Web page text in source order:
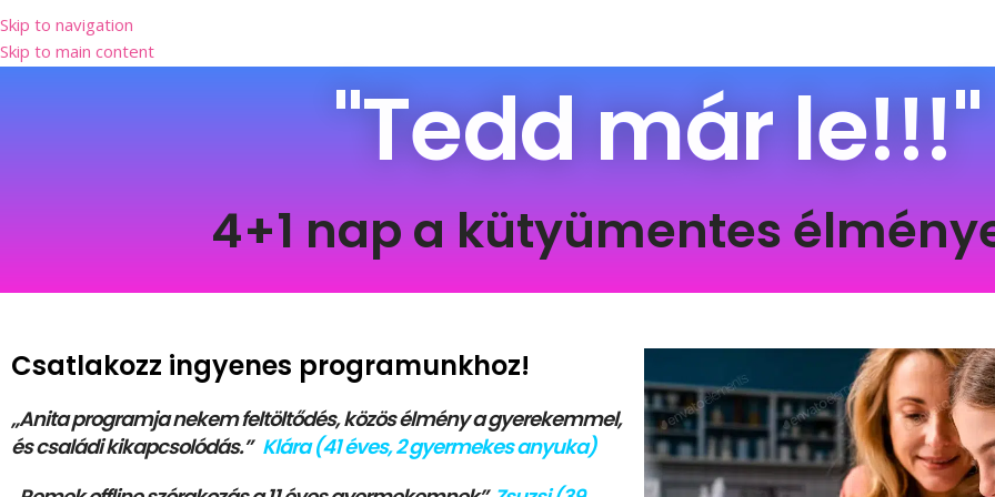
Skip to navigation
Skip to main content
"Tedd már le!!!"
4+1 nap a kütyümentes
Csatlakozz ingyenes programunkhoz!
„Anita programja nekem feltöltődés, közös élmény a gyerekemmel,
és családi kikapcsolódás.” Klára (41 éves, 2 gyermekes anyuka)